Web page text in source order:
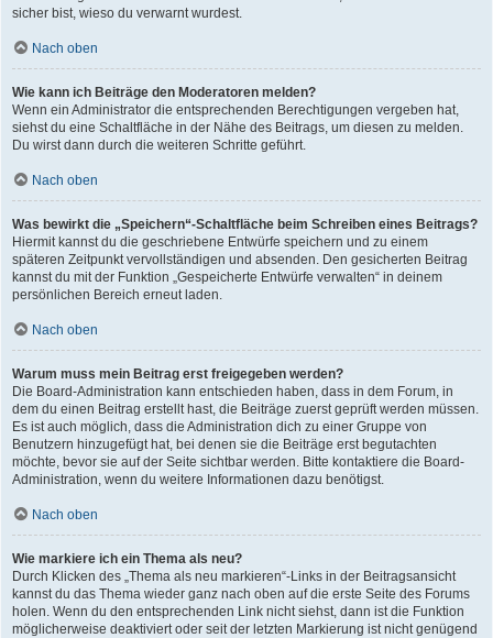
sicher bist, wieso du verwarnt wurdest.
Nach oben
Wie kann ich Beiträge den Moderatoren melden?
Wenn ein Administrator die entsprechenden Berechtigungen vergeben hat,
siehst du eine Schaltfläche in der Nähe des Beitrags, um diesen zu melden.
Du wirst dann durch die weiteren Schritte geführt.
Nach oben
Was bewirkt die „Speichern“-Schaltfläche beim Schreiben eines Beitrags?
Hiermit kannst du die geschriebene Entwürfe speichern und zu einem
späteren Zeitpunkt vervollständigen und absenden. Den gesicherten Beitrag
kannst du mit der Funktion „Gespeicherte Entwürfe verwalten“ in deinem
persönlichen Bereich erneut laden.
Nach oben
Warum muss mein Beitrag erst freigegeben werden?
Die Board-Administration kann entschieden haben, dass in dem Forum, in
dem du einen Beitrag erstellt hast, die Beiträge zuerst geprüft werden müssen.
Es ist auch möglich, dass die Administration dich zu einer Gruppe von
Benutzern hinzugefügt hat, bei denen sie die Beiträge erst begutachten
möchte, bevor sie auf der Seite sichtbar werden. Bitte kontaktiere die Board-
Administration, wenn du weitere Informationen dazu benötigst.
Nach oben
Wie markiere ich ein Thema als neu?
Durch Klicken des „Thema als neu markieren“-Links in der Beitragsansicht
kannst du das Thema wieder ganz nach oben auf die erste Seite des Forums
holen. Wenn du den entsprechenden Link nicht siehst, dann ist die Funktion
möglicherweise deaktiviert oder seit der letzten Markierung ist nicht genügend